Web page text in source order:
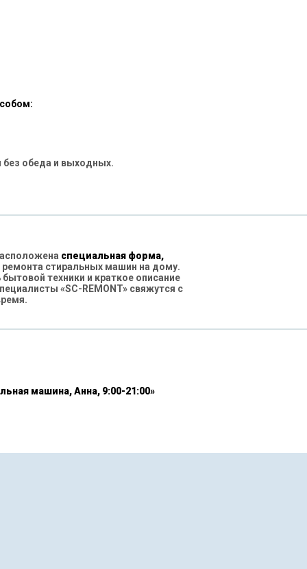
обеда и выходных.
специальная форма,
стиральных машин на дому.
техники и краткое описание
«SC-REMONT» свяжутся с
машина, Анна, 9:00-21:00»